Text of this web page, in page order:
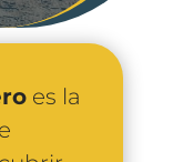
es la